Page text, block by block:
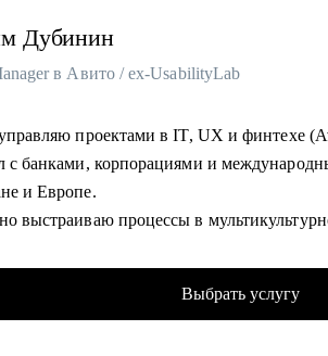
менеджеров VK
про особенности российского биг-
областей
Дубинин
в Авито / ex-UsabilityLab
проектами в IT, UX и финтехе
с банками, корпорациями и
и Европе.
выстраиваю процессы в
командами до 20 человек, развивал
Выбрать услугу